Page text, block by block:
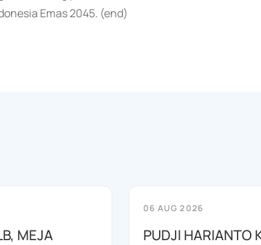
Emas 2045. (end)
MEJA
06 AUG 2026
PUDJI HARIANTO